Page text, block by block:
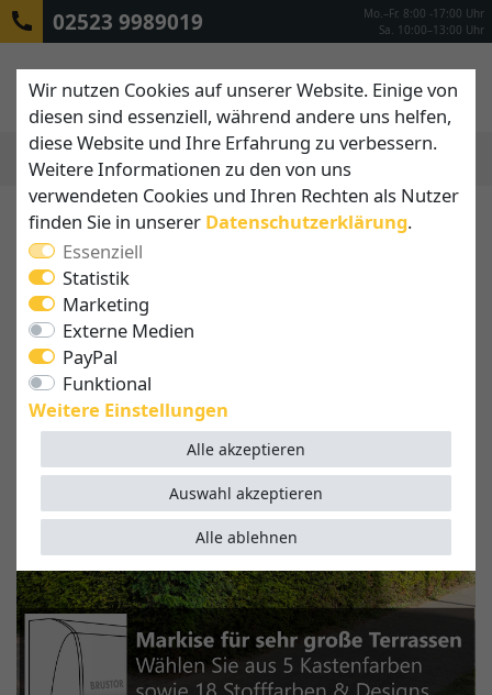
02523 9989019
Mo.–Fr. 8:00 -17:00 Uhr
Sa. 10:00–13:00 Uhr
Wir nutzen Cookies auf unserer Website. Einige von
diesen sind essenziell, während andere uns helfen,
diese Website und Ihre Erfahrung zu verbessern.
Weitere Informationen zu den von uns
verwendeten Cookies und Ihren Rechten als Nutzer
finden Sie in unserer Daten­schutz­erklärung.
Essenziell
Statistik
Marketing
Externe Medien
PayPal
Funktional
Weitere Einstellungen
Alle akzeptieren
Alle ablehnen
Auswahl akzeptieren